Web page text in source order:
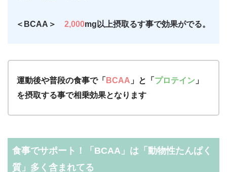
＜BCAA＞ 2,000mg以上摂取るす事で効果がでる。
運動後や普段の食事で「 BCAA 」と「 プロテイン 」
を摂取する事で相乗効果となります
食事でサポート！「BCAA」は「動物性たんぱく
質」多く含まれてる